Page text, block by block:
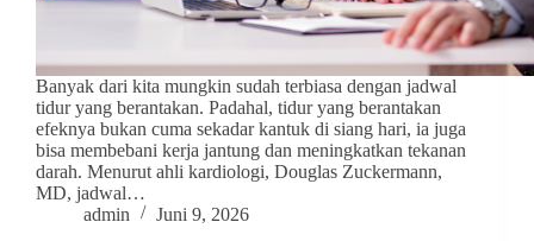
Banyak dari kita mungkin sudah terbiasa dengan jadwal
tidur yang berantakan. Padahal, tidur yang berantakan
efeknya bukan cuma sekadar kantuk di siang hari, ia juga
bisa membebani kerja jantung dan meningkatkan tekanan
darah. Menurut ahli kardiologi, Douglas Zuckermann,
MD, jadwal…
admin
Juni 9, 2026